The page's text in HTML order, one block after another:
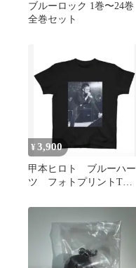
ブルーロック 1巻〜24巻
全巻セット
¥ 3,900
甲本ヒロト ブルーハー
ツ フォトプリントTシ
イズ